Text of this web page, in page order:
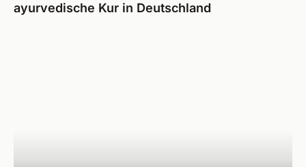
ayurvedische Kur in Deutschland